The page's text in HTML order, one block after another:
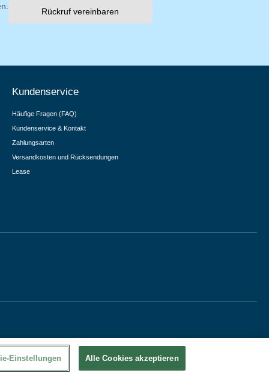
Rückruf vereinbaren
Kundenservice
Häufige Fragen (FAQ)
Kundenservice & Kontakt
Zahlungsarten
Versandkosten und Rücksendungen
Lease
Einstellungen Alle Cookies akzeptieren